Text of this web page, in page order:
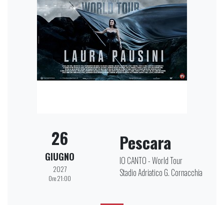
26
GIUGNO
2027
Ore 21:00
Pescara
IO CANTO - World Tour
Stadio Adriatico G. Cornacchia